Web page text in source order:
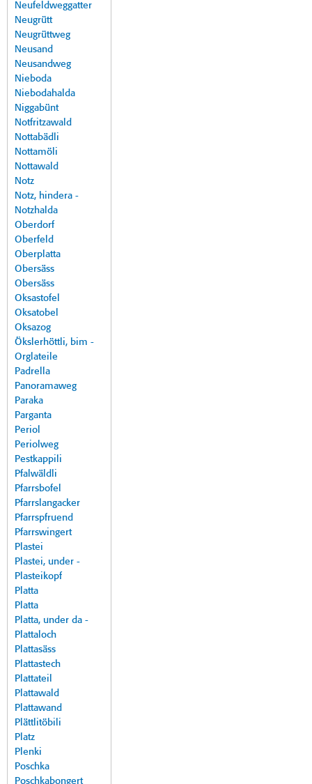
Neufeldweggatter
Neugrütt
Neugrüttweg
Neusand
Neusandweg
Nieboda
Niebodahalda
Niggabünt
Notfritzawald
Nottabädli
Nottamöli
Nottawald
Notz
Notz, hindera -
Notzhalda
Oberdorf
Oberfeld
Oberplatta
Obersäss
Obersäss
Oksastofel
Oksatobel
Oksazog
Ökslerhöttli, bim -
Orglateile
Padrella
Panoramaweg
Paraka
Parganta
Periol
Periolweg
Pestkappili
Pfalwäldli
Pfarrsbofel
Pfarrslangacker
Pfarrspfruend
Pfarrswingert
Plastei
Plastei, under -
Plasteikopf
Platta
Platta
Platta, under da -
Plattaloch
Plattasäss
Plattastech
Plattateil
Plattawald
Plattawand
Plättlitöbili
Platz
Plenki
Poschka
Poschkabongert